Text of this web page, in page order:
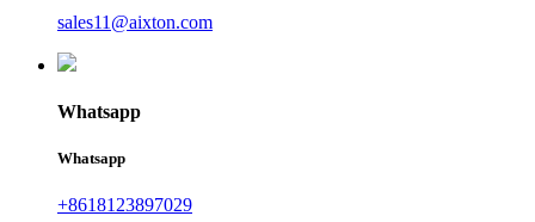
sales11@aixton.com
Whatsapp
Whatsapp
+8618123897029